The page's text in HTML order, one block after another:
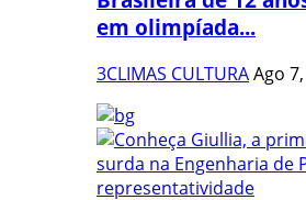
em olimpíada...
3CLIMAS CULTURAAgo